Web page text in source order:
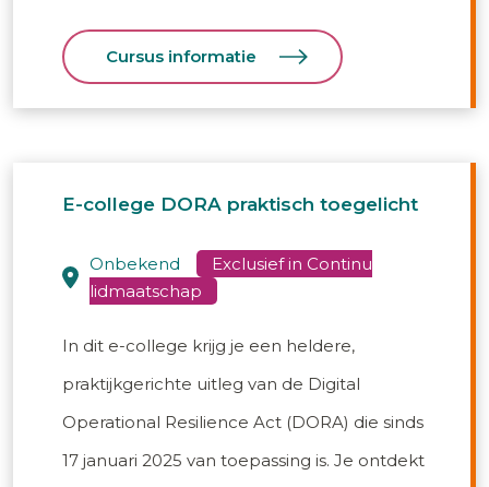
Cursus informatie
E-college DORA praktisch toegelicht
onbekend
In dit e-college krijg je een heldere,
praktijkgerichte uitleg van de Digital
Operational Resilience Act (DORA) die sinds
17 januari 2025 van toepassing is. Je ontdekt